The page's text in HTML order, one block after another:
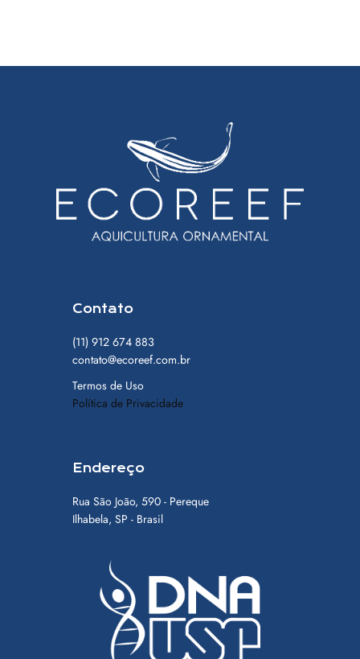
Contato
(11) 912 674 883
contato@ecoreef.com.br
Termos de Uso
Política de Privacidade
Endereço
Rua São João, 590 - Pereque
Ilhabela, SP - Brasil